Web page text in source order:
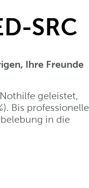
SRC
Ihre Freunde
geleistet,
Bis professionelle
in die